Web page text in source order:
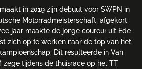
in 2019 zijn debuut voor SWPN in
Motorradmeisterschaft, afgekort
jaar maakte de jonge coureur uit Ede
zich op te werken naar de top van het
Dit resulteerde in Van
zege tijdens de thuisrace op het TT